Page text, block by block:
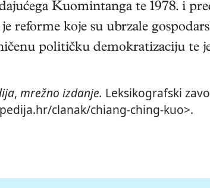
Kuomintanga te 1978. i
reforme koje su ubrzale
političku demokratizaciju te
, mrežno izdanje. Leksikografski
clanak/chiang-ching-kuo>.